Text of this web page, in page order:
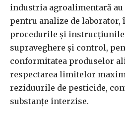
industria agroalimentară au
pentru analize de
procedurile şi instrucţiunile
supraveghere şi control,
conformitatea produselor
respectarea limitelor
reziduurile de pesticide,
substanţe interzise.